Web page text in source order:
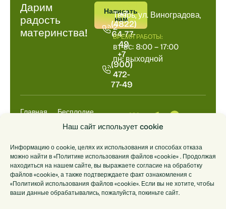
Наш сайт использует cookie
Информацию о cookie, целях их использования и способах отказа
можно найти в «Политике использования файлов «cookie» . Продолжая
находиться на нашем сайте, вы выражаете согласие на обработку
файлов «cookie», а также подтверждаете факт ознакомления с
«Политикой использования файлов «cookie». Если вы не хотите, чтобы
ваши данные обрабатывались, пожалуйста, покиньте сайт.
Дарим
радость
материнства!
Написать
нам
+7
(4822)
64-77-
49
+7
(900)
472-
77-49
Тверь, ул. Виноградова,
2
ВРЕМЯ РАБОТЫ:
вт-вс: 8:00 – 17:00
пн: выходной
Главная
Бесплодие
Анализы
Цены
О центре
Контакты
© 2014-2026
Иммунологический
Лицензия
Л041-01186-
Политика
обработки
Политика
конфиденциальности